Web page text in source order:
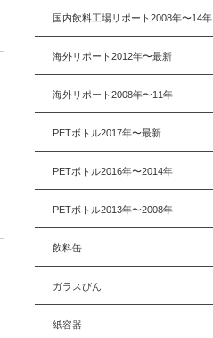
国内飲料工場リポート2008年〜14年
海外リポート2012年〜最新
海外リポート2008年〜11年
PETボトル2017年〜最新
PETボトル2016年〜2014年
PETボトル2013年〜2008年
飲料缶
ガラスびん
紙容器